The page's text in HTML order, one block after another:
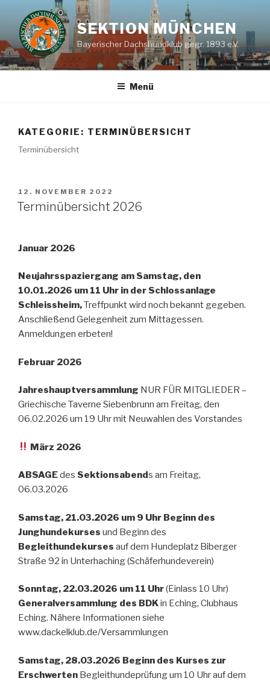
Inhalt
springen
SEKTION MÜNCHEN
Bayerischer Dachshundklub gegr. 1893 e.V.
Menü
KATEGORIE: TERMINÜBERSICHT
Terminübersicht
VERÖFFENTLICHT
AM
12. NOVEMBER 2022
Terminübersicht 2026
Januar 2026
Neujahrsspaziergang am Samstag, den
10.01.2026 um 11 Uhr in der Schlossanlage
Schleissheim,Treffpunkt wird noch bekannt gegeben.
Anschließend Gelegenheit zum Mittagessen.
Anmeldungen erbeten!
Februar 2026
Jahreshauptversammlung NUR FÜR MITGLIEDER –
Griechische Taverne Siebenbrunn am Freitag, den
06.02.2026 um 19 Uhr mit Neuwahlen des Vorstandes
März 2026
ABSAGEdes Sektionsabends am Freitag,
06.03.2026
Samstag, 21.03.2026 um 9 Uhr Beginn des
Junghundekurses und Beginn des
Begleithundekurses auf dem Hundeplatz Biberger
Straße 92 in Unterhaching (Schäferhundeverein)
Sonntag, 22.03.2026 um 11 Uhr(Einlass 10 Uhr)
Generalversammlung des BDKin Eching, Clubhaus
Eching. Nähere Informationen siehe
www.dackelklub.de/Versammlungen
Samstag, 28.03.2026 Beginn des Kurses zur
Erschwerten Begleithundeprüfung um 10 Uhr auf dem